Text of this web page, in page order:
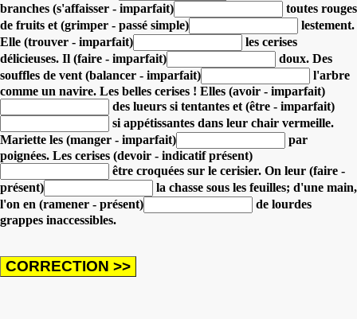
branches (s'affaisser - imparfait)
toutes rouges
de fruits et (grimper - passé simple)
lestement.
Elle (trouver - imparfait)
les cerises
délicieuses. Il (faire - imparfait) doux. Des
souffles de vent (balancer - imparfait)
l'arbre
comme un navire. Les belles cerises ! Elles (avoir - imparfait)
des lueurs si tentantes et (être - imparfait)
si appétissantes dans leur chair vermeille.
Mariette les (manger - imparfait)
par
poignées. Les cerises (devoir - indicatif présent)
être croquées sur le cerisier. On leur (faire -
présent)
la chasse sous les feuilles; d'une main,
l'on en (ramener - présent)
de lourdes
grappes inaccessibles.